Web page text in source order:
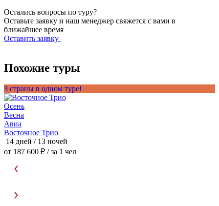
Остались вопросы по туру?
Оставьте заявку и наш менеджер свяжется с вами в
ближайшее время
Оставить заявку
Похожие туры
3 страны в одном туре!
Осень
Весна
Авиа
Восточное Трио
14 дней / 13 ночей
от 187 600 ₽ / за 1 чел